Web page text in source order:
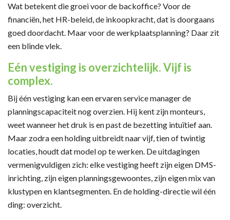
Wat betekent die groei voor de backoffice? Voor de
financiën, het HR-beleid, de inkoopkracht, dat is doorgaans
goed doordacht. Maar voor de werkplaatsplanning? Daar zit
een blinde vlek.
Eén vestiging is overzichtelijk. Vijf is
complex.
Bij één vestiging kan een ervaren service manager de
planningscapaciteit nog overzien. Hij kent zijn monteurs,
weet wanneer het druk is en past de bezetting intuïtief aan.
Maar zodra een holding uitbreidt naar vijf, tien of twintig
locaties, houdt dat model op te werken. De uitdagingen
vermenigvuldigen zich: elke vestiging heeft zijn eigen DMS-
inrichting, zijn eigen planningsgewoontes, zijn eigen mix van
klustypen en klantsegmenten. En de holding-directie wil één
ding: overzicht.